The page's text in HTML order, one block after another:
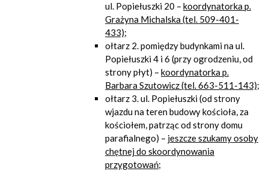
ul. Popiełuszki 20 – koordynatorka p.
Grażyna Michalska (tel. 509-401-
433);
ołtarz 2. pomiędzy budynkami na ul.
Popiełuszki 4 i 6 (przy ogrodzeniu, od
strony płyt) – koordynatorka p.
Barbara Szutowicz (tel. 663-511-143);
ołtarz 3. ul. Popiełuszki (od strony
wjazdu na teren budowy kościoła, za
kościołem, patrząc od strony domu
parafialnego) – jeszcze szukamy osoby
chętnej do skoordynowania
przygotowań;